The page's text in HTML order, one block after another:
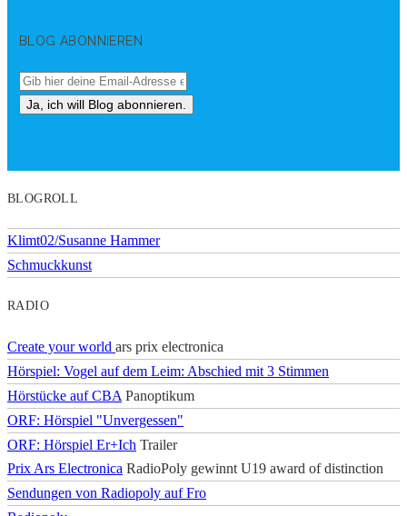
BLOG ABONNIEREN
BLOGROLL
Klimt02/Susanne Hammer
Schmuckkunst
RADIO
Create your world ars prix electronica
Hörspiel: Vogel auf dem Leim: Abschied mit 3 Stimmen
Hörstücke auf CBA Panoptikum
ORF: Hörspiel "Unvergessen"
ORF: Hörspiel Er+Ich Trailer
Prix Ars Electronica RadioPoly gewinnt U19 award of distinction
Sendungen von Radiopoly auf Fro